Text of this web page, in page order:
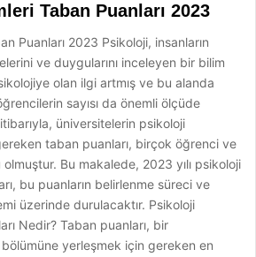
Taban Puanları 2023
Puanları 2023 Psikoloji, insanların
ve duygularını inceleyen bir bilim
olan ilgi artmış ve bu alanda
sayısı da önemli ölçüde
üniversitelerin psikoloji
taban puanları, birçok öğrenci ve
Bu makalede, 2023 yılı psikoloji
bu puanların belirlenme süreci ve
üzerinde durulacaktır. Psikoloji
Nedir? Taban puanları, bir
yerleşmek için gereken en